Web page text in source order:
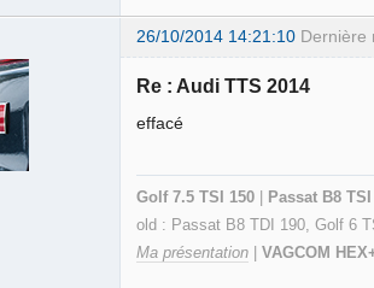
26/10/2014 14:21:10 Dernière
Re : Audi TTS 2014
effacé
Golf 7.5 TSI 150
Passat B8
old : Passat B8 TDI 190, Golf 6
Ma présentation |VAGCOM